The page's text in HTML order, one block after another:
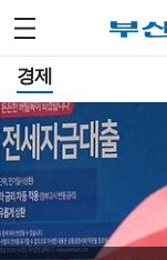
경제